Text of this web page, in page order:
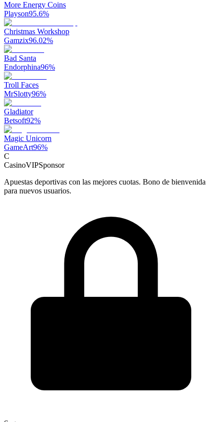
More Energy Coins
Playson95.6%
Christmas Workshop
Gamzix96.02%
Bad Santa
Endorphina96%
Troll Faces
MrSlotty96%
Gladiator
Betsoft92%
Magic Unicorn
GameArt96%
C
CasinoVIPSponsor
Apuestas deportivas con las mejores cuotas. Bono de bienvenida
para nuevos usuarios.